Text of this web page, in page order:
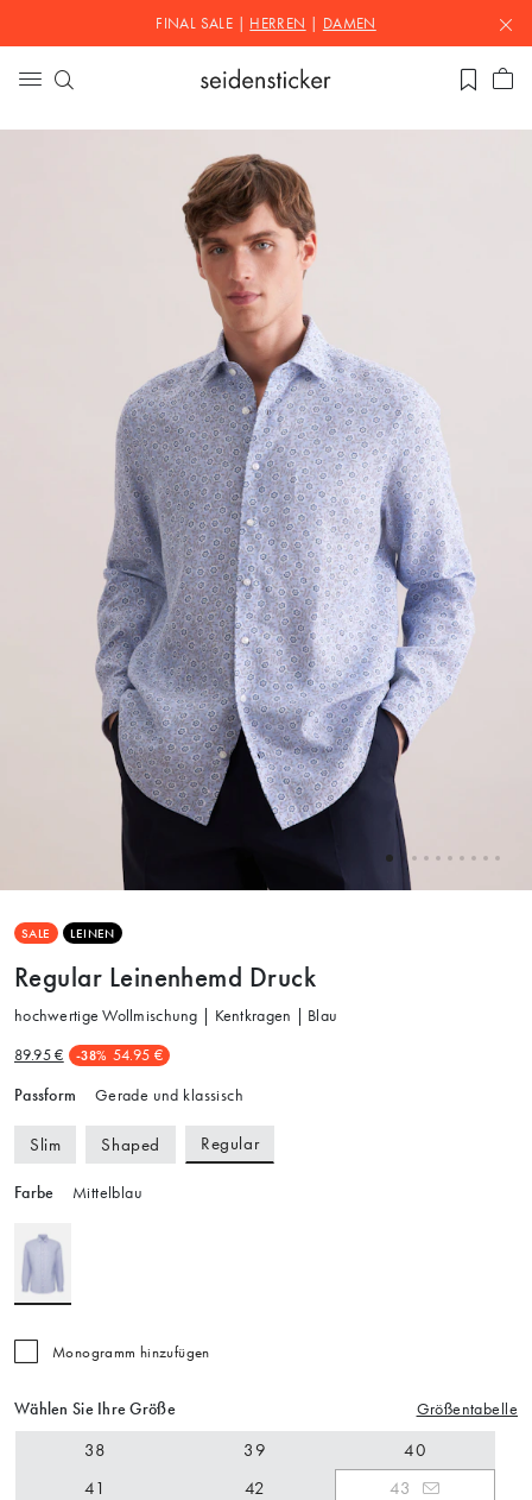
FINAL SALE | HERREN DAMEN
SALE LEINEN
Regular Leinenhemd Druck
hochwertige Wollmischung | Kentkragen | Blau
89.95 € -38% 54.95 €
Passform Gerade und klassisch
Slim Shaped Regular
Farbe Mittelblau
Monogramm hinzufügen
Wählen Sie Ihre Größe Größentabelle
38 39
40
41
42
43